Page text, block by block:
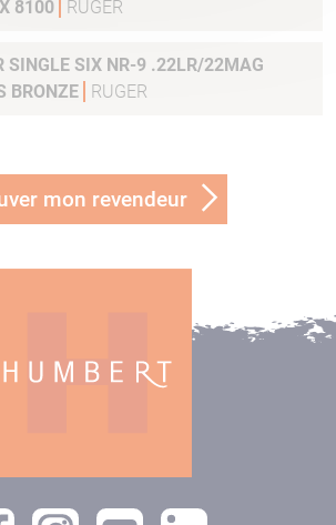
8100
RUGER
SINGLE SIX NR-9 .22LR/22MAG
BRONZE
RUGER
mon revendeur